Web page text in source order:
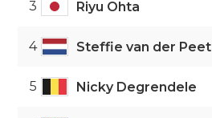
3 Riyu Ohta
4 Steffie van der Peet
5 Nicky Degrendele